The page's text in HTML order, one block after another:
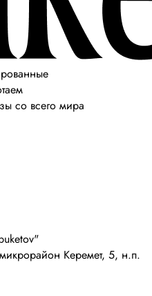
со всего мира
Керемет, 5, н.п.